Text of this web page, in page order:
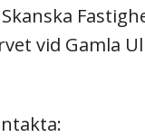
vid Gamla